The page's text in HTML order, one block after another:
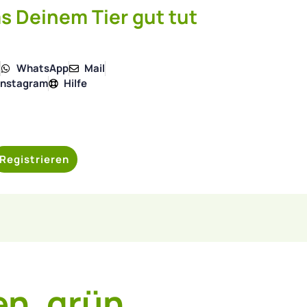
Deinem Tier gut tut
WhatsApp
Mail
Hilfe